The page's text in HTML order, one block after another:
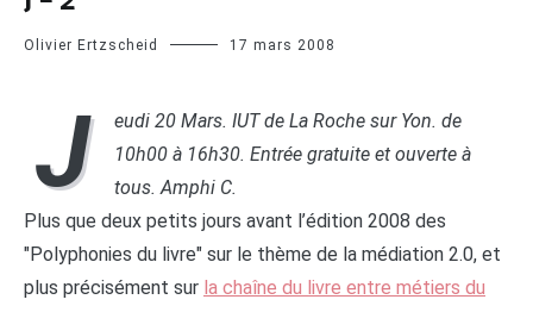
Olivier Ertzscheid 17 mars 2008
J
eudi 20 Mars. IUT de La Roche sur Yon. de
10h00 à 16h30. Entrée gratuite et ouverte à
tous. Amphi C.
Plus que deux petits jours avant l’édition 2008 des
"Polyphonies du livre" sur le thème de la médiation 2.0, et
plus précisément sur la chaîne du livre entre métiers du